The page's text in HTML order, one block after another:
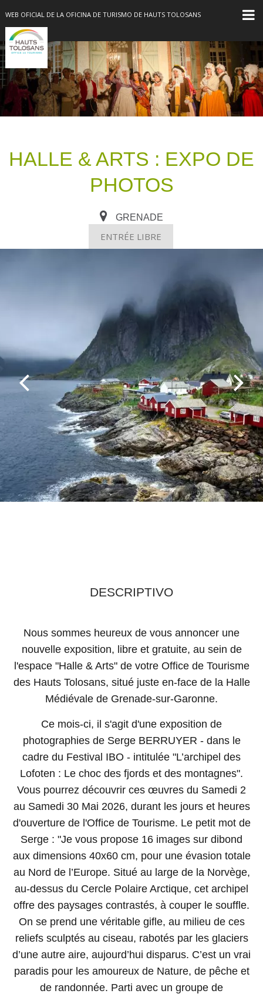
WEB OFICIAL DE LA OFICINA DE TURISMO DE HAUTS TOLOSANS
HALLE & ARTS : EXPO DE
PHOTOS
GRENADE
ENTRÉE LIBRE
DESCRIPTIVO
Nous sommes heureux de vous annoncer une
nouvelle exposition, libre et gratuite, au sein de
l'espace "Halle & Arts" de votre Office de Tourisme
des Hauts Tolosans, situé juste en-face de la Halle
Médiévale de Grenade-sur-Garonne.
Ce mois-ci, il s'agit d'une exposition de
photographies de Serge BERRUYER - dans le
cadre du Festival IBO - intitulée "L’archipel des
Lofoten : Le choc des fjords et des montagnes".
Vous pourrez découvrir ces œuvres du Samedi 2
au Samedi 30 Mai 2026, durant les jours et heures
d'ouverture de l'Office de Tourisme. Le petit mot de
Serge : "Je vous propose 16 images sur dibond
aux dimensions 40x60 cm, pour une évasion totale
au Nord de l’Europe. Situé au large de la Norvège,
au-dessus du Cercle Polaire Arctique, cet archipel
offre des paysages contrastés, à couper le souffle.
On se prend une véritable gifle, au milieu de ces
reliefs sculptés au ciseau, rabotés par les glaciers
d’une autre aire, aujourd’hui disparus. C’est un vrai
paradis pour les amoureux de Nature, de pêche et
de randonnée. Parti avec un groupe de